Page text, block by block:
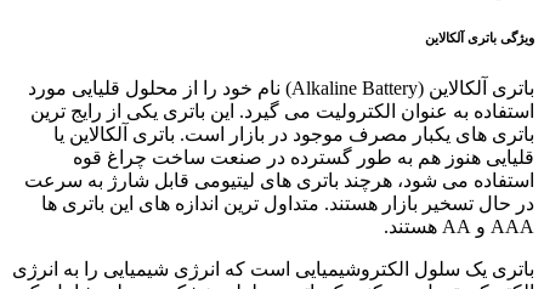
ویژگی باتری آلکالاین
باتری آلکالاین (Alkaline Battery) نام خود را از محلول قلیایی مورد
استفاده به عنوان الکترولیت می گیرد. این باتری یکی از رایج ترین
باتری های یکبار مصرف موجود در بازار است. باتری آلکالاین یا
قلیایی هنوز هم به طور گسترده در صنعت ساخت چراغ قوه
استفاده می شود، هرچند باتری های لیتیومی قابل شارژ به سرعت
در حال تسخیر بازار هستند. متداول ترین اندازه های این باتری ها
AAA و AA هستند.
باتری یک سلول الکتروشیمیایی است که انرژی شیمیایی را به انرژی